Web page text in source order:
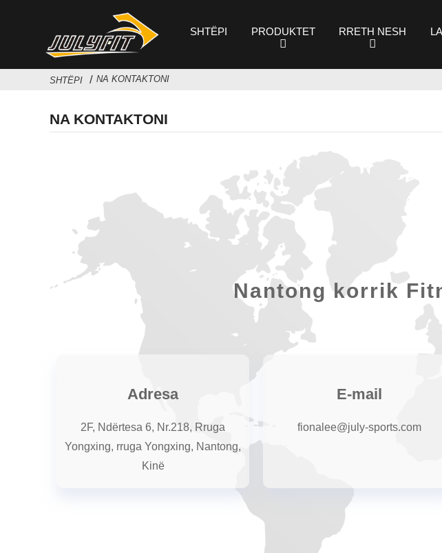
SHTËPI PRODUKTET RRETH NESH
SHTËPI NA KONTAKTONI
NA KONTAKTONI
Nantong korrik
Adresa
2F, Ndërtesa 6, Nr.218, Rruga
Yongxing, rruga Yongxing, Nantong,
Kinë
E-mail
fionalee@july-sports.com